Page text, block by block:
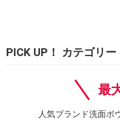
PICK UP！ カテゴリー
最
人気ブランド洗面ボ